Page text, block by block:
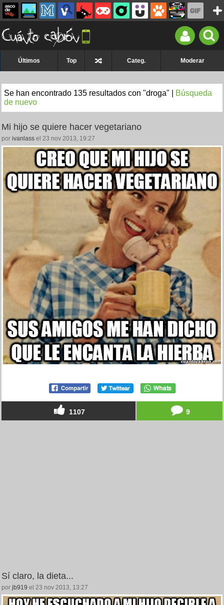
Últimos Top Categ. Moderar
Se han encontrado 135 resultados con "droga" |
Búsqueda
de nuevo
Mi hijo se quiere hacer vegetariano
por ivanlass el 23 nov 2013, 19:27
1107 9
Sí claro, la dieta...
por jb919 el 23 nov 2013, 13:27